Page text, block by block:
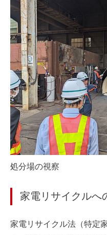
処分場の視察
家電リサイクルへ
家電リサイクル法（特定